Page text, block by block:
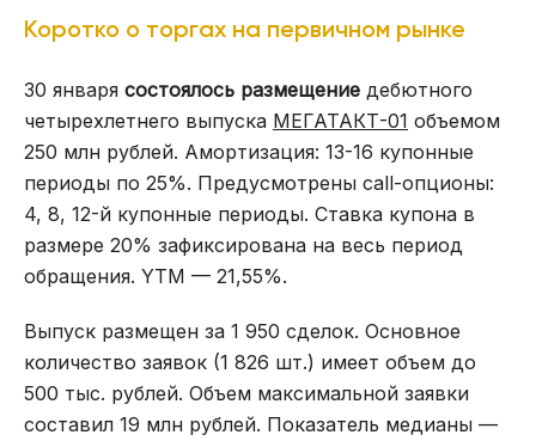
Коротко о торгах на первичном рынке
30 января состоялось размещение дебютного
четырехлетнего выпуска МЕГАТАКТ-01 объемом
250 млн рублей. Амортизация: 13-16 купонные
периоды по 25%. Предусмотрены call-опционы:
4, 8, 12-й купонные периоды. Ставка купона в
размере 20% зафиксирована на весь период
обращения. YTM — 21,55%.
Выпуск размещен за 1 950 сделок. Основное
количество заявок (1 826 шт.) имеет объем до
500 тыс. рублей. Объем максимальной заявки
составил 19 млн рублей. Показатель медианы —